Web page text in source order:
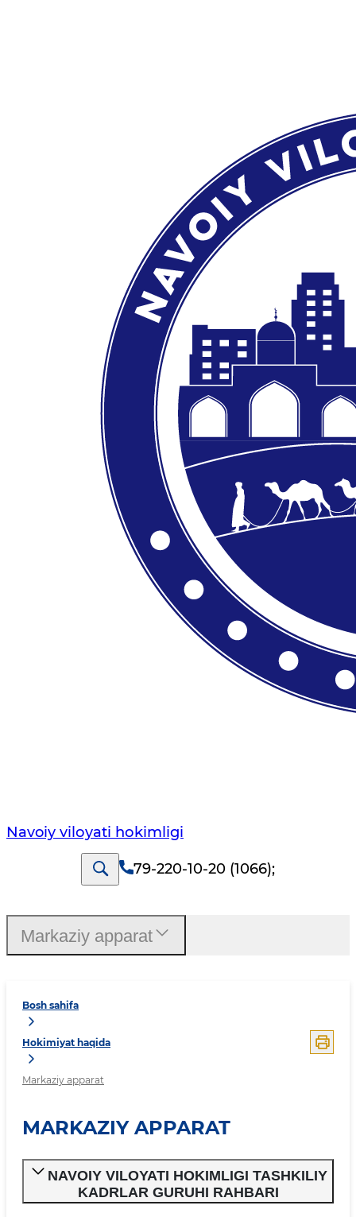
Navoiy vilоyati hоkimligi
79-220-10-20 (1066);
Bosh sahifa
Hokimiyat haqida
Markaziy apparat
MARKAZIY APPARAT
NAVOIY VILOYATI HOKIMLIGI TASHKILIY
KADRLAR GURUHI RAHBARI
Markaziy apparat